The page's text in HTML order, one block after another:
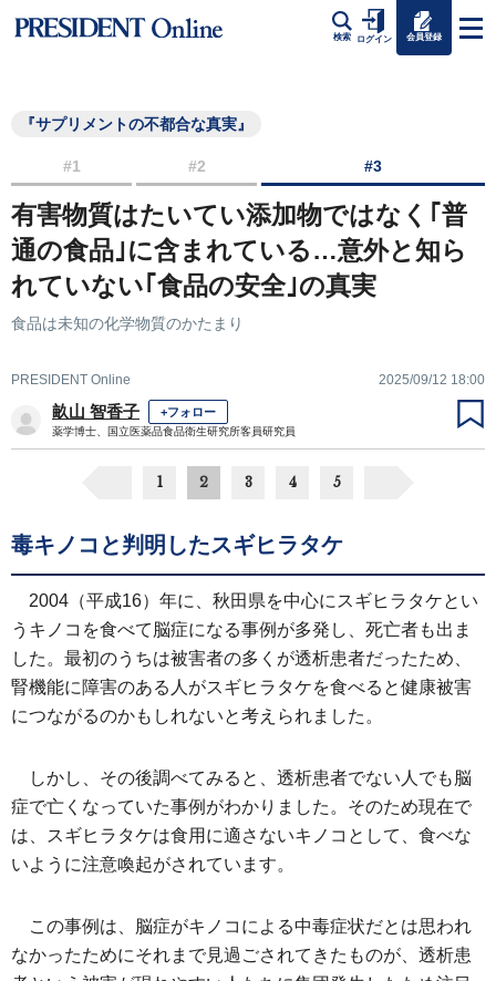
検索 ログイン 会員登録
『サプリメントの不都合な真実』
#1 #2 #3
有害物質はたいてい添加物ではなく｢普
通の食品｣に含まれている…意外と知ら
れていない｢食品の安全｣の真実
食品は未知の化学物質のかたまり
PRESIDENT Online 2025/09/12 18:00
畝山 智香子 +フォロー
薬学博士、国立医薬品食品衛生研究所客員研究員
1 2 3 4 5
毒キノコと判明したスギヒラタケ
2004（平成16）年に、秋田県を中心にスギヒラタケとい
うキノコを食べて脳症になる事例が多発し、死亡者も出ま
した。最初のうちは被害者の多くが透析患者だったため、
腎機能に障害のある人がスギヒラタケを食べると健康被害
につながるのかもしれないと考えられました。
しかし、その後調べてみると、透析患者でない人でも脳
症で亡くなっていた事例がわかりました。そのため現在で
は、スギヒラタケは食用に適さないキノコとして、食べな
いように注意喚起がされています。
この事例は、脳症がキノコによる中毒症状だとは思われ
なかったためにそれまで見過ごされてきたものが、透析患